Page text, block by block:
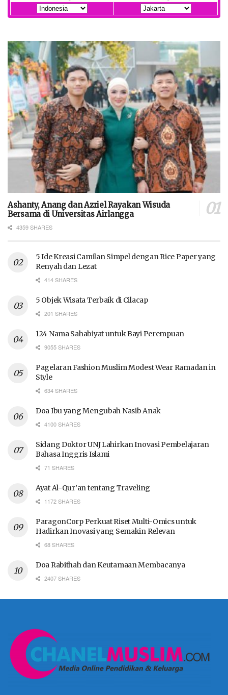
Ashanty, Anang dan Azriel Rayakan Wisuda
Bersama di Universitas Airlangga
4359 SHARES
5 Ide Kreasi Camilan Simpel dengan Rice Paper yang
Renyah dan Lezat
414 SHARES
5 Objek Wisata Terbaik di Cilacap
201 SHARES
124 Nama Sahabiyat untuk Bayi Perempuan
9055 SHARES
Pagelaran Fashion Muslim Modest Wear Ramadan in
Style
634 SHARES
Doa Ibu yang Mengubah Nasib Anak
4100 SHARES
Sidang Doktor UNJ Lahirkan Inovasi Pembelajaran
Bahasa Inggris Islami
71 SHARES
Ayat Al-Qur’an tentang Traveling
1172 SHARES
ParagonCorp Perkuat Riset Multi-Omics untuk
Hadirkan Inovasi yang Semakin Relevan
68 SHARES
Doa Rabithah dan Keutamaan Membacanya
2407 SHARES